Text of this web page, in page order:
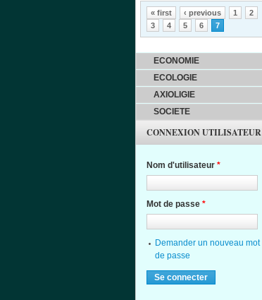
Pages
« first ‹ previous 1
2
3
4 5 6 7
ECONOMIE
ECOLOGIE
AXIOLIGIE
SOCIETE
CONNEXION UTILISATEUR
Nom d'utilisateur *
Mot de passe *
Demander un nouveau mot
de passe